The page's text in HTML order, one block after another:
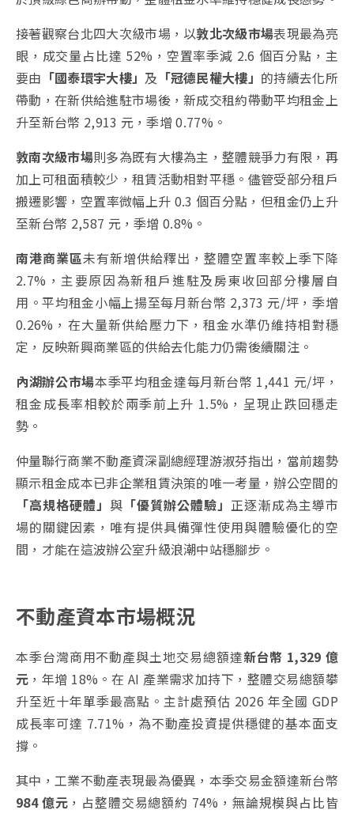
接著觀察台北四大次級市場，以敦北次級市場表現最為亮
眼，成交量占比達 52%，空置率季減 2.6 個百分點，主
要由 「國泰環宇大樓」 及 「冠德民權大樓」 的持續去化所
帶動，在新供給進駐市場後，新成交租約帶動平均租金上
升至新台幣 2,913 元，季增 0.77%。
敦南次級市場則多為既有大樓為主，整體競爭力有限，再
加上可租面積較少，租賃活動相對平穩。儘管受部分租戶
搬遷影響，空置率微幅上升 0.3 個百分點，但租金仍上升
至新台幣 2,587 元，季增 0.8%。
南港商業區未有新增供給釋出，整體空置率較上季下降
2.7%，主要原因為新租戶進駐及房東收回部分樓層自
用。平均租金小幅上揚至每月新台幣 2,373 元/坪，季增
0.26%，在大量新供給壓力下，租金水準仍維持相對穩
定，反映新興商業區的供給去化能力仍需後續關注。
內湖辦公市場本季平均租金達每月新台幣 1,441 元/坪，
租金成長率相較於兩季前上升 1.5%，呈現止跌回穩走
勢。
仲量聯行商業不動產資深副總經理游淑芬指出，當前趨勢
顯示租金成本已非企業租賃決策的唯一考量，辦公空間的
「高規格硬體」 與 「優質辦公體驗」正逐漸成為主導市
場的關鍵因素，唯有提供具備彈性使用與體驗優化的空
間，才能在這波辦公室升級浪潮中站穩腳步。
不動產資本市場概況
本季台灣商用不動產與土地交易總額達新台幣 1,329 億
元 ，年增 18%。在 AI 產業需求加持下，整體交易總額攀
升至近十年單季最高點。主計處預估 2026 年全國 GDP
成長率可達 7.71%，為不動產投資提供穩健的基本面支
撐。
其中，工業不動產表現最為優異，本季交易金額達新台幣
984 億元 ，占整體交易總額約 74%，無論規模與占比皆